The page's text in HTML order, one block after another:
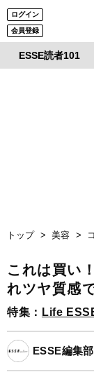
ログイン
会員登録
ESSE読者101
トップ 美容
これは買い
れツヤ質感
特集： Life
ESSE編集部